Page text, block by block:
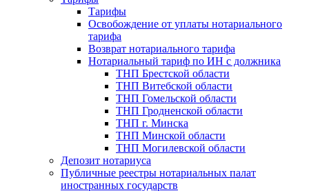
Тарифы
Освобождение от уплаты нотариального
тарифа
Возврат нотариального тарифа
Нотариальный тариф по ИН с должника
ТНП Брестской области
ТНП Витебской области
ТНП Гомельской области
ТНП Гродненской области
ТНП г. Минска
ТНП Минской области
ТНП Могилевской области
Депозит нотариуса
Публичные реестры нотариальных палат
иностранных государств